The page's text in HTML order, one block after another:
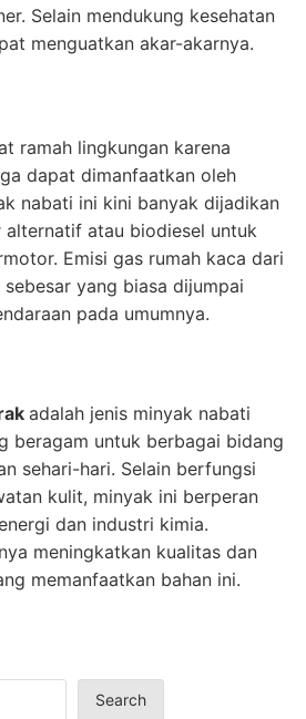
Selain mendukung kesehatan
menguatkan akar-akarnya.
ramah lingkungan karena
dapat dimanfaatkan oleh
nabati ini kini banyak dijadikan
alternatif atau biodiesel untuk
Emisi gas rumah kaca dari
yang biasa dijumpai
pada umumnya.
adalah jenis minyak nabati
beragam untuk berbagai bidang
sehari-hari. Selain berfungsi
kulit, minyak ini berperan
dan industri kimia.
meningkatkan kualitas dan
memanfaatkan bahan ini.
Search